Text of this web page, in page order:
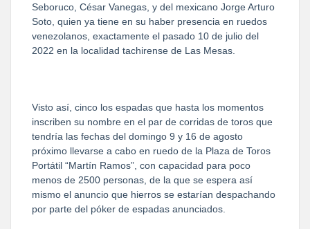
Seboruco, César Vanegas, y del mexicano Jorge Arturo
Soto, quien ya tiene en su haber presencia en ruedos
venezolanos, exactamente el pasado 10 de julio del
2022 en la localidad tachirense de Las Mesas.
Visto así, cinco los espadas que hasta los momentos
inscriben su nombre en el par de corridas de toros que
tendría las fechas del domingo 9 y 16 de agosto
próximo llevarse a cabo en ruedo de la Plaza de Toros
Portátil “Martín Ramos”, con capacidad para poco
menos de 2500 personas, de la que se espera así
mismo el anuncio que hierros se estarían despachando
por parte del póker de espadas anunciados.